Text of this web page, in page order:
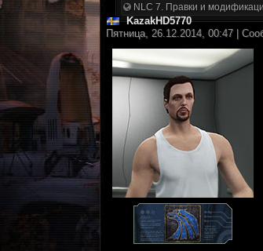
NLC 7. Правки и
KazakHD5770
Пятница, 26.12.2014, 00:47 |